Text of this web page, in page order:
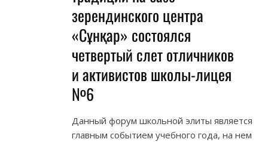
зерендинского центра
«Сұнқар» состоялся
четвертый слет отличников
и активистов школы-лицея
№6
Данный форум школьной элиты является
главным событием учебного года, на нем